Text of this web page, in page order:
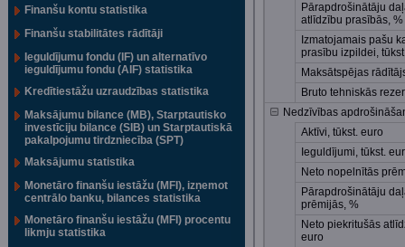
Finanšu kontu statistika
Finanšu stabilitātes rādītāji
Ieguldījumu fondu (IF) un alternatīvo
ieguldījumu fondu (AIF) statistika
Kredītiestāžu uzraudzības statistika
Maksājumu bilance (MB), Starptautisko
investīciju bilance (SIB) un Starptautiskā
pakalpojumu tirdzniecība (SPT)
Maksājumu statistika
Monetāro finanšu iestāžu (MFI), izņemot
centrālo banku, bilances statistika
Monetāro finanšu iestāžu (MFI) procentu
likmju statistika
Pārapdrošinātāju
atlīdzību prasībās, %
Izmatojamais pašu
prasību izpildei,
Maksātspējas
Bruto tehniskās
Nedzīvības
Aktīvi, tūkst. euro
Ieguldījumi, tūkst.
Neto nopelnītās
Pārapdrošinātāju
prēmijās, %
Neto piekritušās
euro